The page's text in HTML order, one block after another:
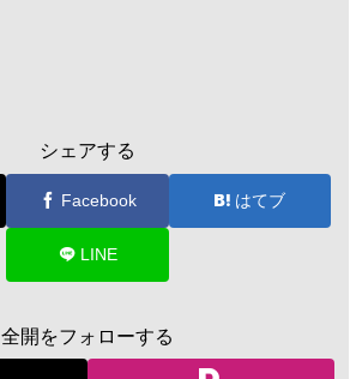
シェアする
Facebook はてブ
LINE
全開をフォローする